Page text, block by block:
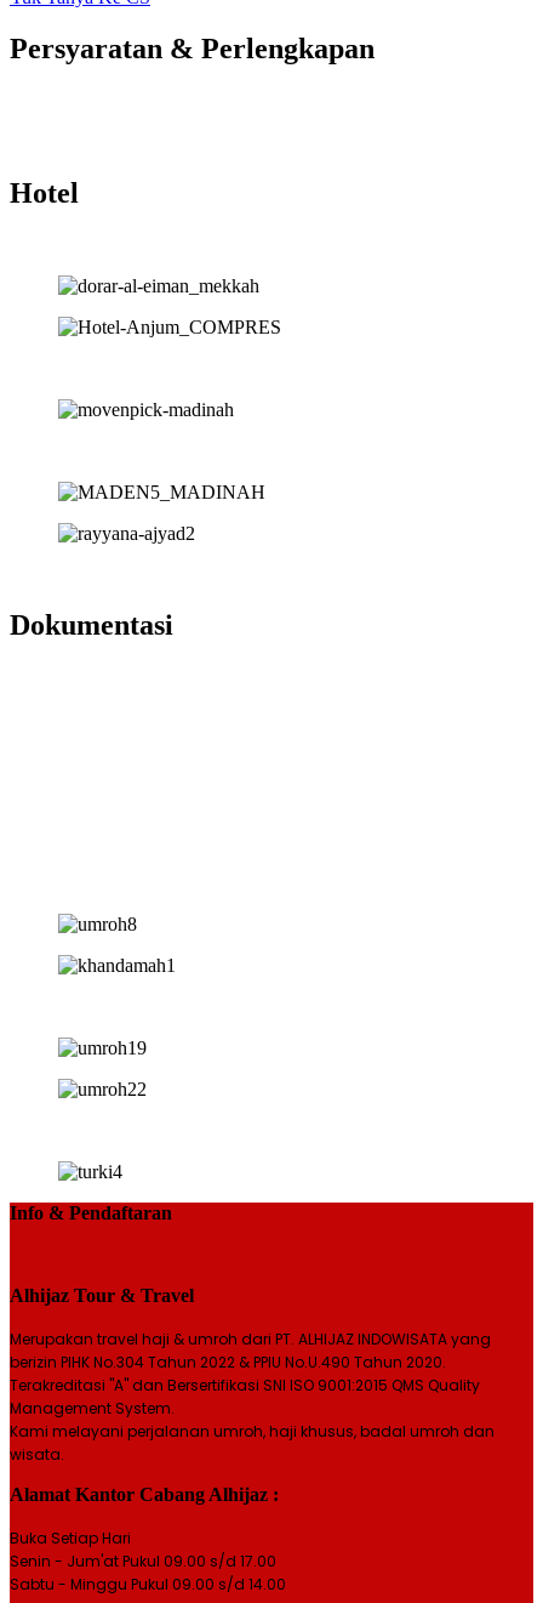
Persyaratan & Perlengkapan
Hotel
Dokumentasi
Info & Pendaftaran
Alhijaz Tour & Travel
Merupakan travel haji & umroh dari PT. ALHIJAZ INDOWISATA yang
berizin PIHK No.304 Tahun 2022 & PPIU No.U.490 Tahun 2020.
Terakreditasi "A" dan Bersertifikasi SNI ISO 9001:2015 QMS Quality
Management System.
Kami melayani perjalanan umroh, haji khusus, badal umroh dan
wisata.
Alamat Kantor Cabang Alhijaz :
Buka Setiap Hari
Senin - Jum'at Pukul 09.00 s/d 17.00
Sabtu - Minggu Pukul 09.00 s/d 14.00